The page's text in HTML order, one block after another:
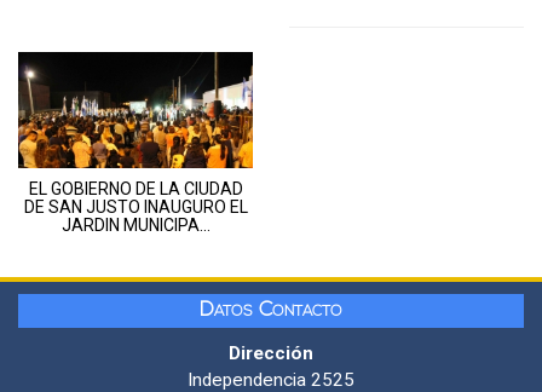
EL GOBIERNO DE LA CIUDAD
DE SAN JUSTO INAUGURO EL
JARDIN MUNICIPA...
Datos Contacto
Dirección
Independencia 2525